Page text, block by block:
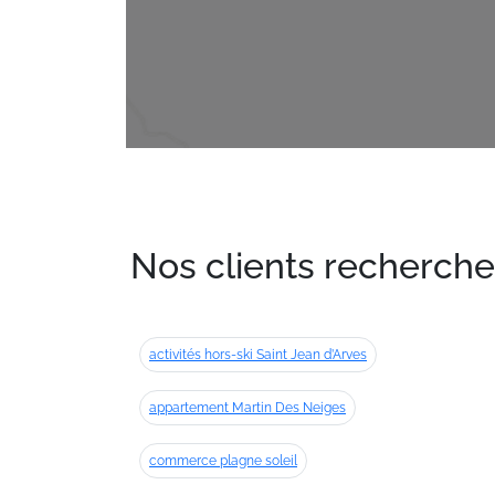
Nos clients
activités hors-ski Saint Jean d’Arves
appartement Martin Des Neiges
commerce plagne soleil